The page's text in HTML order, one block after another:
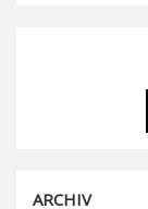
ARCHIV